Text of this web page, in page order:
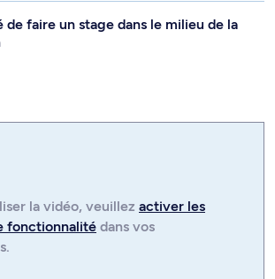
de faire un stage dans le milieu de la
la vidéo, veuillez activer les
fonctionnalité dans vos